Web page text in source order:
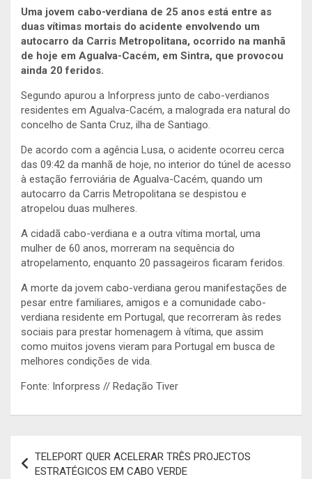
Uma jovem cabo-verdiana de 25 anos está entre as
duas vítimas mortais do acidente envolvendo um
autocarro da Carris Metropolitana, ocorrido na manhã
de hoje em Agualva-Cacém, em Sintra, que provocou
ainda 20 feridos.
Segundo apurou a Inforpress junto de cabo-verdianos
residentes em Agualva-Cacém, a malograda era natural do
concelho de Santa Cruz, ilha de Santiago.
De acordo com a agência Lusa, o acidente ocorreu cerca
das 09:42 da manhã de hoje, no interior do túnel de acesso
à estação ferroviária de Agualva-Cacém, quando um
autocarro da Carris Metropolitana se despistou e
atropelou duas mulheres.
A cidadã cabo-verdiana e a outra vítima mortal, uma
mulher de 60 anos, morreram na sequência do
atropelamento, enquanto 20 passageiros ficaram feridos.
A morte da jovem cabo-verdiana gerou manifestações de
pesar entre familiares, amigos e a comunidade cabo-
verdiana residente em Portugal, que recorreram às redes
sociais para prestar homenagem à vítima, que assim
como muitos jovens vieram para Portugal em busca de
melhores condições de vida.
Fonte: Inforpress // Redação Tiver
de
TELEPORT QUER ACELERAR TRÊS PROJECTOS
ESTRATÉGICOS EM CABO VERDE